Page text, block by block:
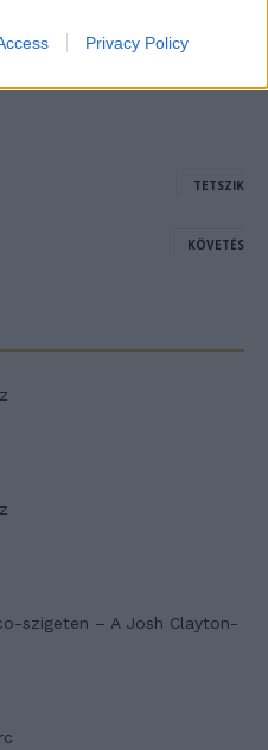
Privacy Policy
TETSZIK
KÖVETÉS
szigeten – A Josh Clayton-